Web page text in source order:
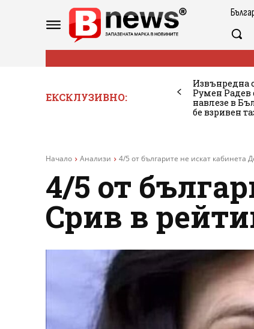
ЕКСКЛУЗИВНО:
Извънредна
Румен Радев
навлезе в
бе взривен
Начало Анализи 4/5 от българите не искат
4/5 от
Срив в